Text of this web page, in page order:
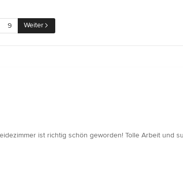
9 Weiter
ist richtig schön geworden! Tolle Arbeit und